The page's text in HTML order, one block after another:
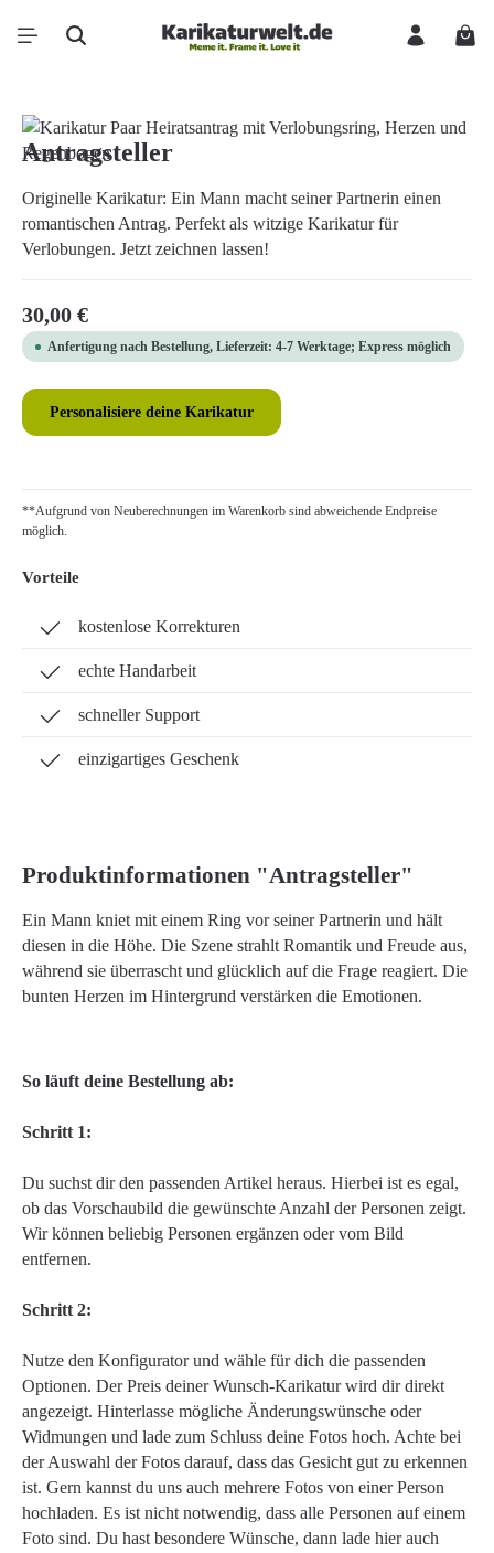
Zum Hauptinhalt springen
Bildergalerie überspringen
Antragsteller
Originelle Karikatur: Ein Mann macht seiner Partnerin einen
romantischen Antrag. Perfekt als witzige Karikatur für
Verlobungen. Jetzt zeichnen lassen!
Regulärer Preis:
30,00 €
Anfertigung nach Bestellung, Lieferzeit: 4-7 Werktage; Express möglich
Personalisiere deine Karikatur
**Aufgrund von Neuberechnungen im Warenkorb sind abweichende Endpreise
möglich.
Vorteile
kostenlose Korrekturen
echte Handarbeit
schneller Support
einzigartiges Geschenk
Produktinformationen "Antragsteller"
Ein Mann kniet mit einem Ring vor seiner Partnerin und hält
diesen in die Höhe. Die Szene strahlt Romantik und Freude aus,
während sie überrascht und glücklich auf die Frage reagiert. Die
bunten Herzen im Hintergrund verstärken die Emotionen.
So läuft deine Bestellung ab:
Schritt 1:
Du suchst dir den passenden Artikel heraus. Hierbei ist es egal,
ob das Vorschaubild die gewünschte Anzahl der Personen zeigt.
Wir können beliebig Personen ergänzen oder vom Bild
entfernen.
Schritt 2:
Nutze den Konfigurator und wähle für dich die passenden
Optionen. Der Preis deiner Wunsch-Karikatur wird dir direkt
angezeigt. Hinterlasse mögliche Änderungswünsche oder
Widmungen und lade zum Schluss deine Fotos hoch. Achte bei
der Auswahl der Fotos darauf, dass das Gesicht gut zu erkennen
ist. Gern kannst du uns auch mehrere Fotos von einer Person
hochladen. Es ist nicht notwendig, dass alle Personen auf einem
Foto sind. Du hast besondere Wünsche, dann lade hier auch